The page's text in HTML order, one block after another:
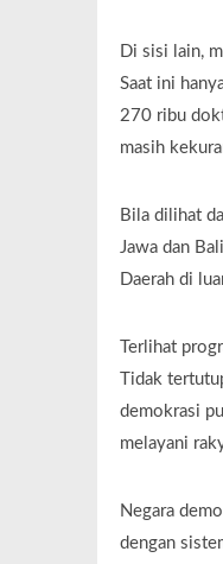
Di sisi lain,
Saat ini
270 ribu
masih
Bila dilihat
Jawa dan
Daerah di
Terlihat
Tidak
demokrasi
melayani
Negara
dengan